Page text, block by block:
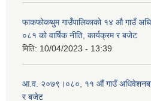
फाकफोकथुम गाउँपालिकाको १४ औ गाउँ
०८१ को वार्षिक नीति, कार्यक्रम र बजेट
मिति: 10/04/2023 - 13:39
आ.व. २०७९।०८०, ११ औं गाउँ अधिवेशनबाट
र बजेट